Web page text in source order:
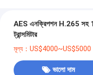
AES এনক্রিপশন H.265 সহ
ট্রান্সমিটার
মূল্য：US$4000~US$5000
ভালো দাম